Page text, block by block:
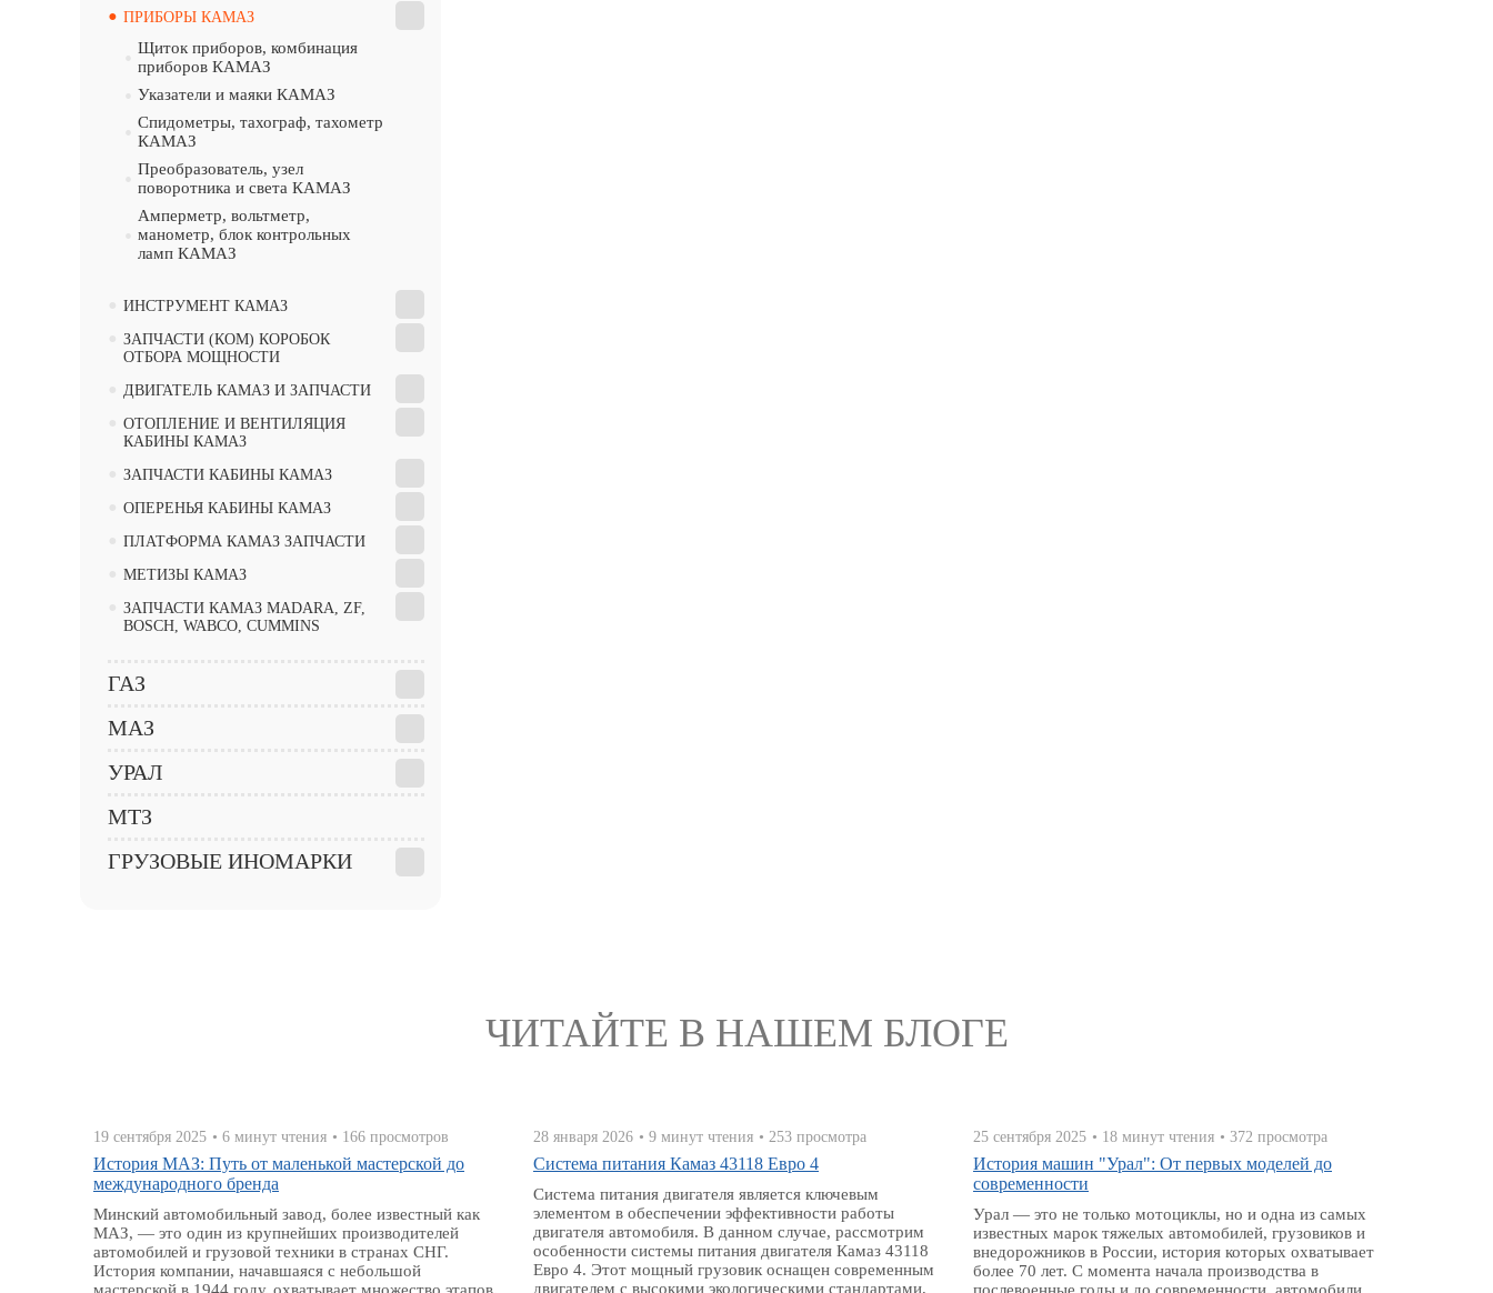
• ПРИБОРЫ КАМАЗ
Щиток приборов, комбинация
приборов КАМАЗ
Указатели и маяки КАМАЗ
Спидометры, тахограф, тахометр
КАМАЗ
Преобразователь, узел
поворотника и света КАМАЗ
Амперметр, вольтметр,
манометр, блок контрольных
ламп КАМАЗ
ИНСТРУМЕНТ КАМАЗ
ЗАПЧАСТИ (КОМ) КОРОБОК
ОТБОРА МОЩНОСТИ
ДВИГАТЕЛЬ КАМАЗ И ЗАПЧАСТИ
ОТОПЛЕНИЕ И ВЕНТИЛЯЦИЯ
КАБИНЫ КАМАЗ
ЗАПЧАСТИ КАБИНЫ КАМАЗ
ОПЕРЕНЬЯ КАБИНЫ КАМАЗ
ПЛАТФОРМА КАМАЗ ЗАПЧАСТИ
МЕТИЗЫ КАМАЗ
ЗАПЧАСТИ КАМАЗ MADARA, ZF,
BOSCH, WABCO, CUMMINS
ГАЗ
МАЗ
УРАЛ
МТЗ
ГРУЗОВЫЕ ИНОМАРКИ
ЧИТАЙТЕ В НАШЕМ БЛОГЕ
19 сентября 2025 • 6 минут чтения • 166 просмотров
История МАЗ: Путь от маленькой мастерской до
международного бренда
Минский автомобильный завод, более известный как
МАЗ, — это один из крупнейших производителей
автомобилей и грузовой техники в странах СНГ.
История компании, начавшаяся с небольшой
28 января 2026 • 9 минут чтения • 253 просмотра
Система питания Камаз 43118 Евро 4
Система питания двигателя является ключевым
элементом в обеспечении эффективности работы
двигателя автомобиля. В данном случае, рассмотрим
особенности системы питания двигателя Камаз 43118
Евро 4. Этот мощный грузовик оснащен современным
двигателем с высокими экологическими стандартами,
25 сентября 2025 • 18 минут чтения • 372 просмотра
История машин "Урал": От первых моделей до
современности
Урал — это не только мотоциклы, но и одна из самых
известных марок тяжелых автомобилей, грузовиков и
внедорожников в России, история которых охватывает
более 70 лет. С момента начала производства в